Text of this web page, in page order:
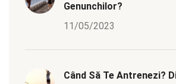
Genunchilor?
11/05/2023
Când Să Te Antrenezi?